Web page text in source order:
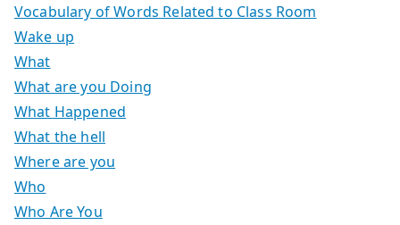
Vocabulary of Words Related to Class Room
Wake up
What
What are you Doing
What Happened
What the hell
Where are you
Who
Who Are You